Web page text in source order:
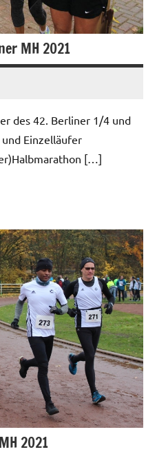
MH 2021
des 42. Berliner 1/4 und
Einzelläufer
[…]
2021